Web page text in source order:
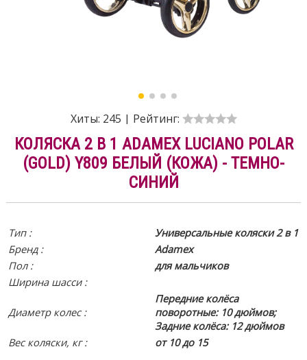
Хиты: 245 | Рейтинг:
КОЛЯСКА 2 В 1 ADAMEX LUCIANO POLAR
(GOLD) Y809 БЕЛЫЙ (КОЖА) - ТЕМНО-
СИНИЙ
Тип :
Универсальные коляски 2 в 1
Бренд :
Adamex
Пол :
для мальчиков
Ширина шасси :
Диаметр колес :
Передние колёса
поворотные: 10 дюймов;
Задние колёса: 12 дюймов
Вес коляски, кг :
от 10 до 15